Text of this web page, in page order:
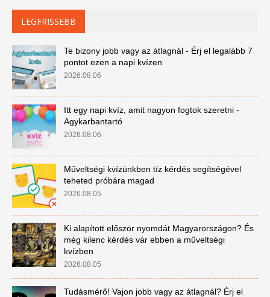
LEGFRISSEBB
Te bizony jobb vagy az átlagnál - Érj el legalább 7
pontot ezen a napi kvízen
2026.08.06
Itt egy napi kvíz, amit nagyon fogtok szeretni -
Agykarbantartó
2026.08.06
Műveltségi kvízünkben tíz kérdés segítségével
teheted próbára magad
2026.08.05
Ki alapított először nyomdát Magyarországon? És
még kilenc kérdés vár ebben a műveltségi
kvízben
2026.08.05
Tudásmérő! Vajon jobb vagy az átlagnál? Érj el